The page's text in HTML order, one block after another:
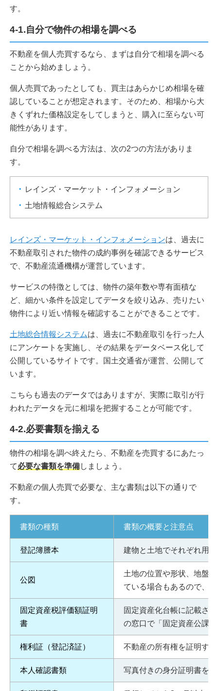
す。
4-1.自分で物件の相場を調べる
不動産を個人売買するなら、まずは自分で相場を調べる
ことから始めましょう。
個人売買であったとしても、買主はあらかじめ相場を確
認していることが想定されます。そのため、相場から大
きくずれた価格設定をしてしまうと、購入に至らない可
能性があります。
自分で相場を調べる方法は、次の2つの方法がありま
す。
レインズ・マーケット・インフォメーション
土地情報総合システム
レインズ・マーケット・インフォメーションは、過去に
不動産取引された物件の成約事例を確認できるサービス
で、不動産流通機構が運営しています。
サービスの特徴としては、物件の築年数や専有面積な
ど、細かい条件を設定してデータを絞り込み、売りたい
物件により近い情報を確認することができることです。
土地総合情報システムは、過去に不動産取引を行った人
にアンケートを実施し、その結果をデータベース化して
公開しているサイトです。国土交通省が運営、公開して
います。
こちらも過去のデータではありますが、実際に取引が行
われたデータを元に相場を把握することが可能です。
4-2.必要書類を揃える
物件の相場を調べ終えたら、不動産を売買するにあたっ
て必要な書類を準備しましょう。
不動産の個人売買で必要な、主な書類は以下の通りで
す。
書類の種類 書類の概要と注意点
登記簿謄本 建物と土地でそれぞれ用
公図
土地の位置や形状、地盤
ている場合もあるので、
固定資産税評価額証明
書
固定資産化台帳に記載さ
の窓口で「固定資産公課
権利証（登記済証） 不動産の所有権を証明す
本人確認書類 写真付きの身分証明書を